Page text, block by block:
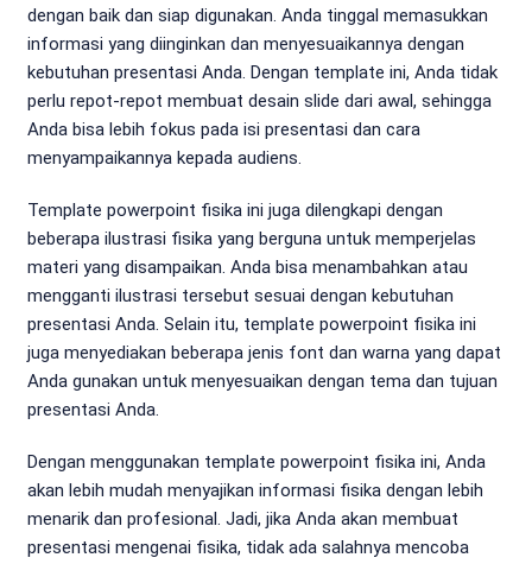
dengan baik dan siap digunakan. Anda tinggal memasukkan
informasi yang diinginkan dan menyesuaikannya dengan
kebutuhan presentasi Anda. Dengan template ini, Anda tidak
perlu repot-repot membuat desain slide dari awal, sehingga
Anda bisa lebih fokus pada isi presentasi dan cara
menyampaikannya kepada audiens.
Template powerpoint fisika ini juga dilengkapi dengan
beberapa ilustrasi fisika yang berguna untuk memperjelas
materi yang disampaikan. Anda bisa menambahkan atau
mengganti ilustrasi tersebut sesuai dengan kebutuhan
presentasi Anda. Selain itu, template powerpoint fisika ini
juga menyediakan beberapa jenis font dan warna yang dapat
Anda gunakan untuk menyesuaikan dengan tema dan tujuan
presentasi Anda.
Dengan menggunakan template powerpoint fisika ini, Anda
akan lebih mudah menyajikan informasi fisika dengan lebih
menarik dan profesional. Jadi, jika Anda akan membuat
presentasi mengenai fisika, tidak ada salahnya mencoba